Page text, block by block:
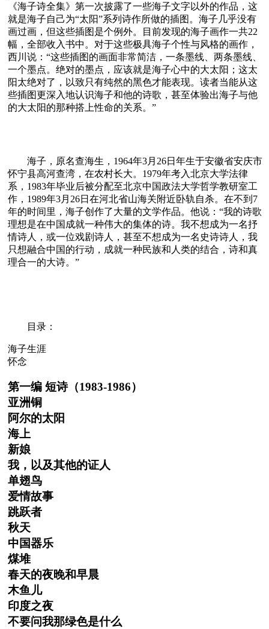
《海子诗全集》第一次披露了一些海子文字以外的作品，这
就是海子自己为“太阳”系列诗作所做的插图。海子几乎没有
画过画，但这些插图是个例外。目前发现的海子画作一共22
幅，全部收入书中。对于这些极具海子个性与风格的画作，
西川说：“这些插图的画面非常简洁，一条墨线、两条墨线、
一个墨点。绝对的墨点，应该就是海子心中的大太阳；这太
阳太绝对了，以致只有纯然的黑色才能表现。读者当能从这
些插图更深入地认识海子和他的诗歌，甚至体验出海子与他
的大太阳的那种搭上性命的关系。”
海子，原名查海生，1964年3月26日年生于安徽省安庆市
怀宁县高河查湾，在农村长大。1979年考入北京大学法律
系，1983年毕业后被分配至北京中国政法大学哲学教研室工
作，1989年3月26日在河北省山海关附近卧轨自杀。在不到7
年的时间里，海子创作了大量的文学作品。他说：“我的诗歌
理想是在中国成就一种伟大的集体的诗。我不想成为一名抒
情诗人，或一位戏剧诗人，甚至不想成为一名史诗诗人，我
只想融合中国的行动，成就一种民族和人类的结合，诗和真
理合一的大诗。”
目录：
海子生涯
怀念
第一编 短诗（1983-1986）
亚洲铜
阿尔的太阳
海上
新娘
我，以及其他的证人
单翅鸟
爱情故事
跳跃者
秋天
中国器乐
煤堆
春天的夜晚和早晨
木鱼儿
印度之夜
不要问我那绿色是什么